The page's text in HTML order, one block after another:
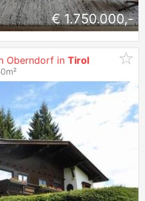
€ 1.750.000,-
Oberndorf in Tirol